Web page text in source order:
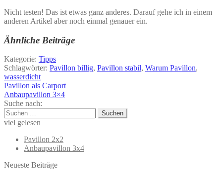
Nicht testen! Das ist etwas ganz anderes. Darauf gehe ich in einem
anderen Artikel aber noch einmal genauer ein.
Ähnliche Beiträge
Kategorie: Tipps
Schlagwörter: Pavillon billig, Pavillon stabil, Warum Pavillon,
wasserdicht
Beitragsnavigation
Vorheriger
Beitrag:
Pavillon als Carport
Nächster
Beitrag:
Anbaupavillon 3×4
Suche nach:
Suchen
nach:
viel gelesen
Pavillon 2x2
Anbaupavillon 3x4
Neueste Beiträge